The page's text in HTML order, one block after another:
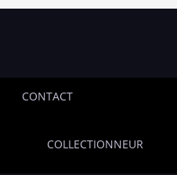
CONTACT
COLLECTIONNEUR